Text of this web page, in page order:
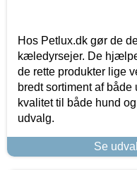
Hos Petlux.dk gør de
kæledyrsejer. De
de rette produkter lige
bredt sortiment af
kvalitet til både hund
udvalg.
Se